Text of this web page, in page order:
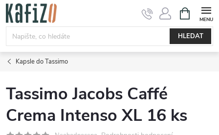
Přejít
obsah
HLEDAT
NÁKUPNÍ
KOŠÍK
Kapsle do Tassimo
Tassimo Jacobs Caffé
Crema Intenso XL 16 ks